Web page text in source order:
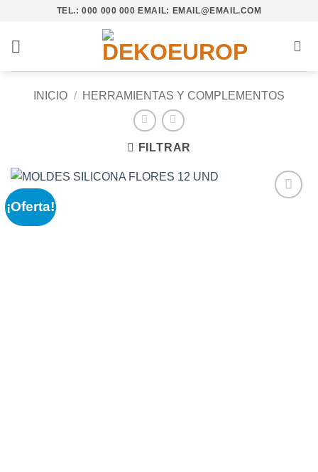
contenido
TEL.: 000 000 000 EMAIL: EMAIL@EMAIL.COM
INICIO / HERRAMIENTAS Y COMPLEMENTOS
FILTRAR
¡Oferta!